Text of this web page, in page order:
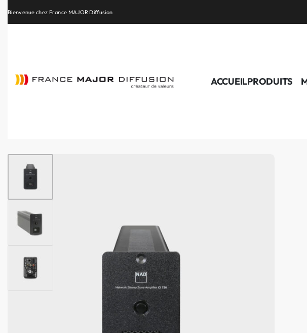
Retrouvez les plus belles marques de la HiFi, de l’intégration et du Home Cinéma
ACCUEILPRODUITS